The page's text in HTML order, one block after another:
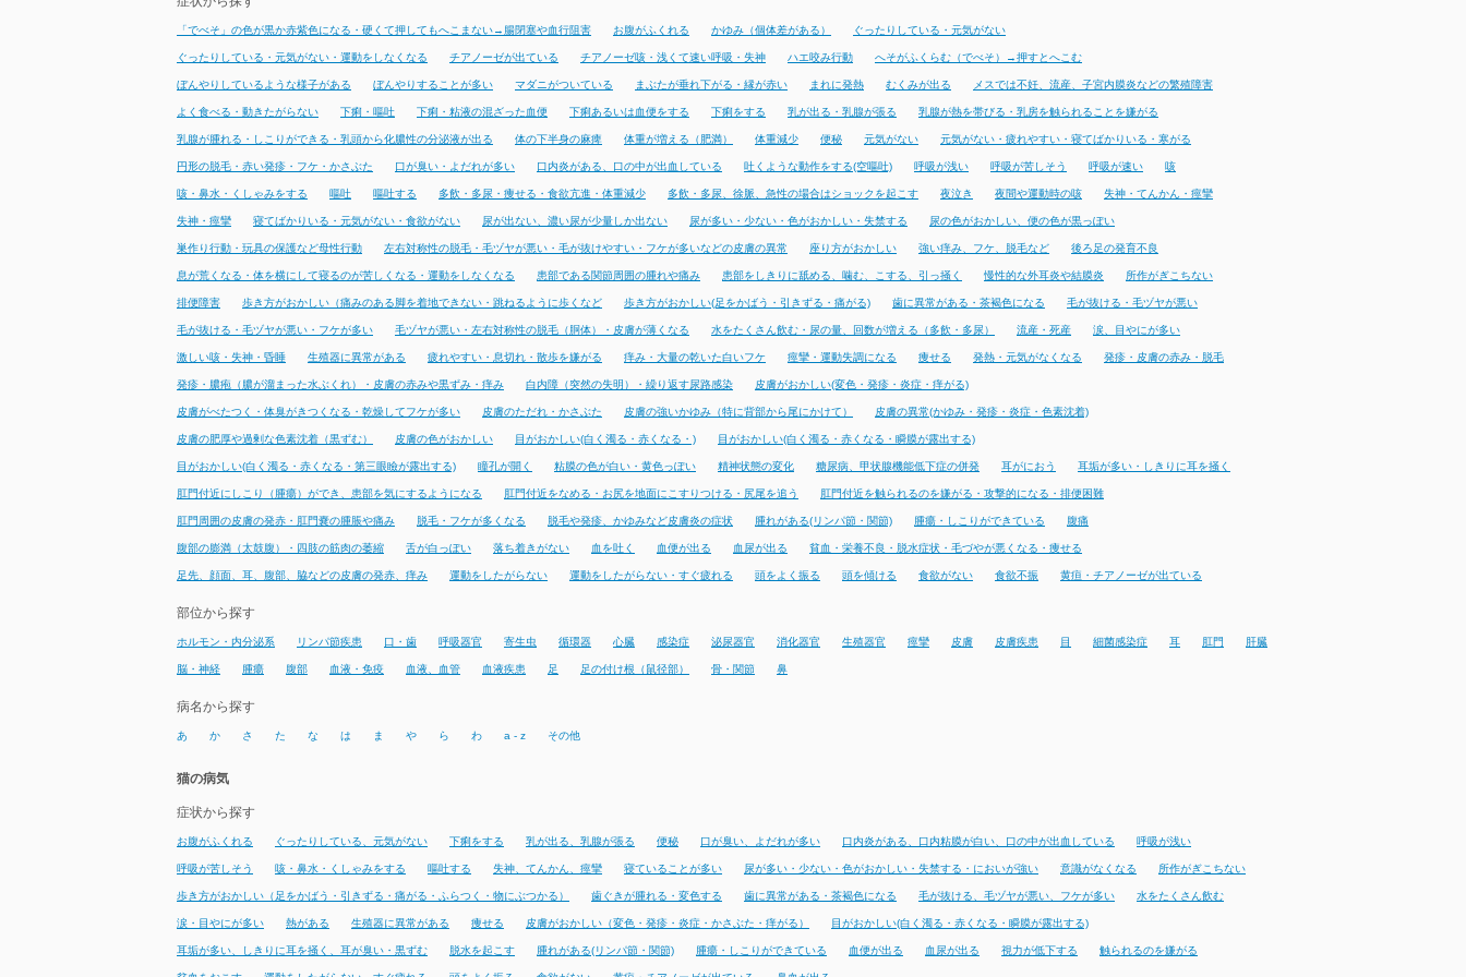
「でべそ」の色が黒か赤紫色になる・硬くて押してもへこまない→腸閉塞や血行阻害 お腹がふくれる かゆみ（個体差がある） ぐったりしている・元気がない
ぐったりしている・元気がない・運動をしなくなる チアノーゼが出ている チアノーゼ咳・浅くて速い呼吸・失神 ハエ咬み行動 へそがふくらむ（でべそ）→押すとへこむ
ぼんやりしているような様子がある ぼんやりすることが多い マダニがついている まぶたが垂れ下がる・縁が赤い まれに発熱 むくみが出る メスでは不妊、流産、子宮内膜炎などの繁殖障害
よく食べる・動きたがらない 下痢・嘔吐 下痢・粘液の混ざった血便 下痢あるいは血便をする 下痢をする 乳が出る・乳腺が張る 乳腺が熱を帯びる・乳房を触られることを嫌がる
乳腺が腫れる・しこりができる・乳頭から化膿性の分泌液が出る 体の下半身の麻痺 体重が増える（肥満） 体重減少 便秘 元気がない 元気がない・疲れやすい・寝てばかりいる・寒がる
円形の脱毛・赤い発疹・フケ・かさぶた 口が臭い・よだれが多い 口内炎がある、口の中が出血している 吐くような動作をする(空嘔吐) 呼吸が浅い 呼吸が苦しそう 呼吸が速い 咳
咳・鼻水・くしゃみをする 嘔吐 嘔吐する 多飲・多尿・痩せる・食欲亢進・体重減少 多飲・多尿、徐脈、急性の場合はショックを起こす 夜泣き 夜間や運動時の咳 失神・てんかん・痙攣
失神・痙攣 寝てばかりいる・元気がない・食欲がない 尿が出ない、濃い尿が少量しか出ない 尿が多い・少ない・色がおかしい・失禁する 尿の色がおかしい、便の色が黒っぽい
巣作り行動・玩具の保護など母性行動 左右対称性の脱毛・毛ヅヤが悪い・毛が抜けやすい・フケが多いなどの皮膚の異常 座り方がおかしい 強い痒み、フケ、脱毛など 後ろ足の発育不良
息が荒くなる・体を横にして寝るのが苦しくなる・運動をしなくなる 患部である関節周囲の腫れや痛み 患部をしきりに舐める、噛む、こする、引っ掻く 慢性的な外耳炎や結膜炎 所作がぎこちない
排便障害 歩き方がおかしい（痛みのある脚を着地できない・跳ねるように歩くなど 歩き方がおかしい(足をかばう・引きずる・痛がる) 歯に異常がある・茶褐色になる 毛が抜ける・毛ヅヤが悪い
毛が抜ける・毛ヅヤが悪い・フケが多い 毛ヅヤが悪い・左右対称性の脱毛（胴体）・皮膚が薄くなる 水をたくさん飲む・尿の量、回数が増える（多飲・多尿） 流産・死産 涙、目やにが多い
激しい咳・失神・昏睡 生殖器に異常がある 疲れやすい・息切れ・散歩を嫌がる 痒み・大量の乾いた白いフケ 痙攣・運動失調になる 痩せる 発熱・元気がなくなる 発疹・皮膚の赤み・脱毛
発疹・膿疱（膿が溜まった水ぶくれ）・皮膚の赤みや黒ずみ・痒み 白内障（突然の失明）・繰り返す尿路感染 皮膚がおかしい(変色・発疹・炎症・痒がる)
皮膚がべたつく・体臭がきつくなる・乾燥してフケが多い 皮膚のただれ・かさぶた 皮膚の強いかゆみ（特に背部から尾にかけて） 皮膚の異常(かゆみ・発疹・炎症・色素沈着)
皮膚の肥厚や過剰な色素沈着（黒ずむ） 皮膚の色がおかしい 目がおかしい(白く濁る・赤くなる・) 目がおかしい(白く濁る・赤くなる・瞬膜が露出する)
目がおかしい(白く濁る・赤くなる・第三眼瞼が露出する) 瞳孔が開く 粘膜の色が白い・黄色っぽい 精神状態の変化 糖尿病、甲状腺機能低下症の併発 耳がにおう 耳垢が多い・しきりに耳を掻く
肛門付近にしこり（腫瘍）ができ、患部を気にするようになる 肛門付近をなめる・お尻を地面にこすりつける・尻尾を追う 肛門付近を触られるのを嫌がる・攻撃的になる・排便困難
肛門周囲の皮膚の発赤・肛門嚢の腫脹や痛み 脱毛・フケが多くなる 脱毛や発疹、かゆみなど皮膚炎の症状 腫れがある(リンパ節・関節) 腫瘍・しこりができている 腹痛
腹部の膨満（太鼓腹）・四肢の筋肉の萎縮 舌が白っぽい 落ち着きがない 血を吐く 血便が出る 血尿が出る 貧血・栄養不良・脱水症状・毛づやが悪くなる・痩せる
足先、顔面、耳、腹部、脇などの皮膚の発赤、痒み 運動をしたがらない 運動をしたがらない・すぐ疲れる 頭をよく振る 頭を傾ける 食欲がない 食欲不振 黄疸・チアノーゼが出ている
部位から探す
ホルモン・内分泌系 リンパ節疾患 口・歯 呼吸器官 寄生虫 循環器 心臓 感染症 泌尿器官 消化器官 生殖器官 痙攣 皮膚 皮膚疾患 目 細菌感染症 耳 肛門 肝臓
脳・神経 腫瘍 腹部 血液・免疫 血液、血管 血液疾患 足 足の付け根（鼠径部） 骨・関節 鼻
病名から探す
あ か さ た な は ま や ら わ a - z その他
猫の病気
症状から探す
お腹がふくれる ぐったりしている、元気がない 下痢をする 乳が出る、乳腺が張る 便秘 口が臭い、よだれが多い 口内炎がある、口内粘膜が白い、口の中が出血している 呼吸が浅い
呼吸が苦しそう 咳・鼻水・くしゃみをする 嘔吐する 失神、てんかん、痙攣 寝ていることが多い 尿が多い・少ない・色がおかしい・失禁する・においが強い 意識がなくなる 所作がぎこちない
歩き方がおかしい（足をかばう・引きずる・痛がる・ふらつく・物にぶつかる） 歯ぐきが腫れる・変色する 歯に異常がある・茶褐色になる 毛が抜ける、毛ヅヤが悪い、フケが多い 水をたくさん飲む
涙・目やにが多い 熱がある 生殖器に異常がある 痩せる 皮膚がおかしい（変色・発疹・炎症・かさぶた・痒がる） 目がおかしい(白く濁る・赤くなる・瞬膜が露出する)
耳垢が多い、しきりに耳を掻く、耳が臭い・黒ずむ 脱水を起こす 腫れがある(リンパ節・関節) 腫瘍・しこりができている 血便が出る 血尿が出る 視力が低下する 触られるのを嫌がる